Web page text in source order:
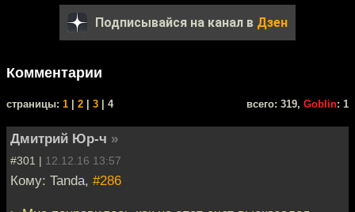
Подписывайся на канал в Дзен
Комментарии
cтраницы: 1 2 3 | 4 всего: 319, Goblin: 1
Дмитрий Юр-ч »
#301 | 12.12.16 13:57
Кому: Tanda, #286